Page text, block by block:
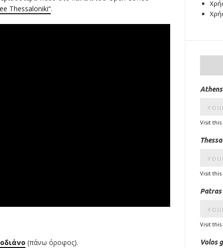
Thessaloniki“.
(πάνω όροφος).
Visit
Visit
Patras
Visit
Volos